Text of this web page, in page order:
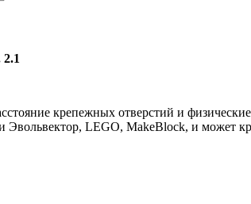
2.1
крепежных отверстий и
LEGO, MakeBlock, и может